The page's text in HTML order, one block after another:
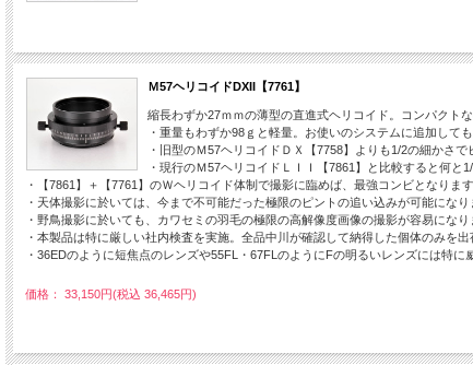
Ｍ57ヘリコイドDXII【7761】
縮長わずか27ｍｍの薄型の直進式ヘリコイド。コンパクト
・重量もわずか98ｇと軽量。お使いのシステムに追加して
・旧型のＭ57ヘリコイドＤＸ【7758】よりも1/2の細かさ
・現行のＭ57ヘリコイドＬＩＩ【7861】と比較すると何と
・【7861】＋【7761】のＷヘリコイド体制で撮影に臨めば、最強コンビとなりま
・天体撮影に於いては、今まで不可能だった極限のピントの追い込みが可能になり
・野鳥撮影に於いても、カワセミの羽毛の極限の高解像度画像の撮影が容易になり
・本製品は特に厳しい社内検査を実施。全品中川が確認して納得した個体のみを出
・36EDのように短焦点のレンズや55FL・67FLのようにFの明るいレンズには特に
価格： 33,150円(税込 36,465円)